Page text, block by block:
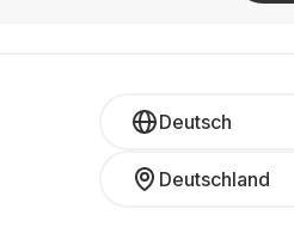
Deutsch
Deutschland